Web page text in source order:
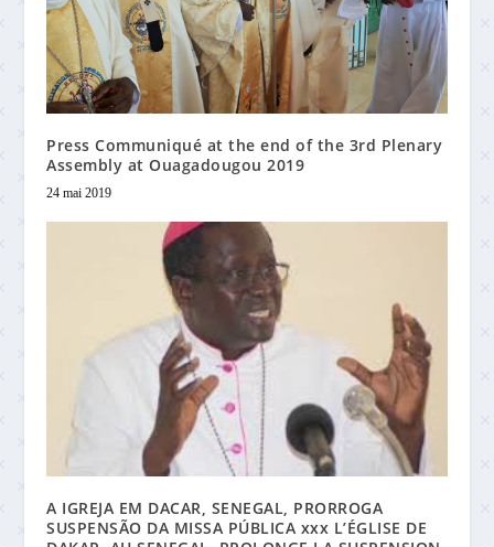
Press Communiqué at the end of the 3rd Plenary
Assembly at Ouagadougou 2019
24 mai 2019
A IGREJA EM DACAR, SENEGAL, PRORROGA
SUSPENSÃO DA MISSA PÚBLICA xxx L’ÉGLISE DE